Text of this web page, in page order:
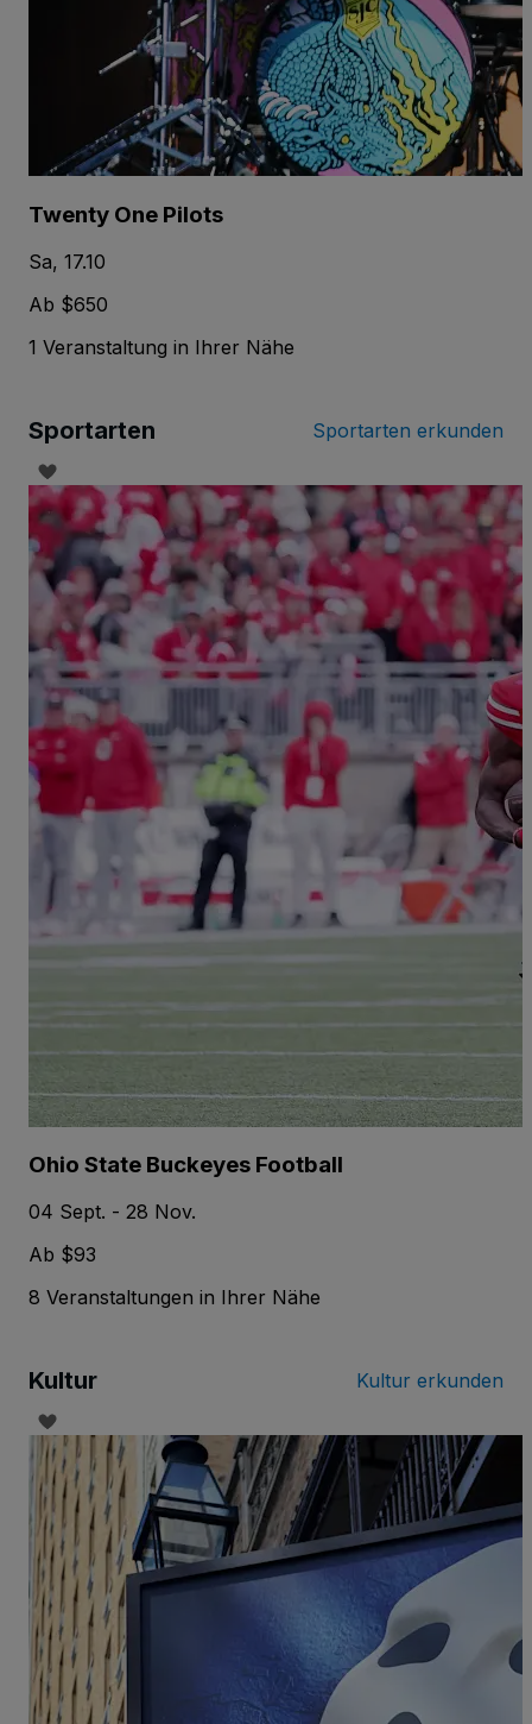
Twenty One Pilots
Sa, 17.10
Ab $650
1 Veranstaltung in Ihrer Nähe
Sportarten Sportarten erkunden
Ohio State Buckeyes Football
04 Sept. - 28 Nov.
Ab $93
8 Veranstaltungen in Ihrer Nähe
Kultur Kultur erkunden